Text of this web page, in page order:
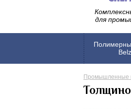
для
Промышленные